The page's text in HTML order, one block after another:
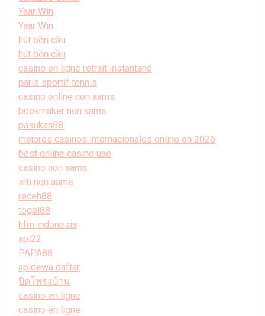
Yaar Win
Yaar Win
hút bồn cầu
hút bồn cầu
casino en ligne retrait instantané
paris sportif tennis
casino online non aams
bookmaker non aams
pasukan88
mejores casinos internacionales online en 2026
best online casino uae
casino non aams
siti non aams
receh88
togel88
hfm indonesia
api22
PAPA88
apidewa daftar
ปิดโพรงบ้าน
casino en ligne
casino en ligne